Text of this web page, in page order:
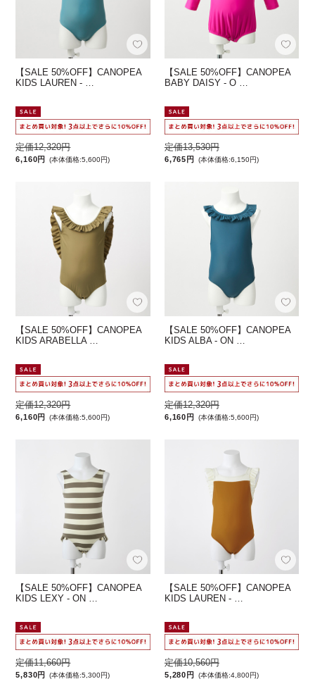
【SALE 50%OFF】CANOPEA
KIDS LAUREN - …
定価12,320円
6,160円 (本体価格:5,600円)
【SALE 50%OFF】CANOPEA
BABY DAISY - O …
定価13,530円
6,765円 (本体価格:6,150円)
【SALE 50%OFF】CANOPEA
KIDS ARABELLA …
定価12,320円
6,160円 (本体価格:5,600円)
【SALE 50%OFF】CANOPEA
KIDS ALBA - ON …
定価12,320円
6,160円 (本体価格:5,600円)
【SALE 50%OFF】CANOPEA
KIDS LEXY - ON …
定価11,660円
5,830円 (本体価格:5,300円)
【SALE 50%OFF】CANOPEA
KIDS LAUREN - …
定価10,560円
5,280円 (本体価格:4,800円)